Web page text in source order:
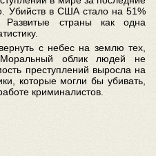
Убийств в США стало на 51%
страны как одна
с небес на землю тех,
облик людей не
преступлений выросла на
которые могли бы убивать,
криминалистов.